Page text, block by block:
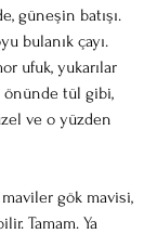
güneşin batışı.
bulanık çayı.
ufuk, yukarılar
önünde tül gibi,
ve o yüzden
maviler gök mavisi,
Tamam. Ya